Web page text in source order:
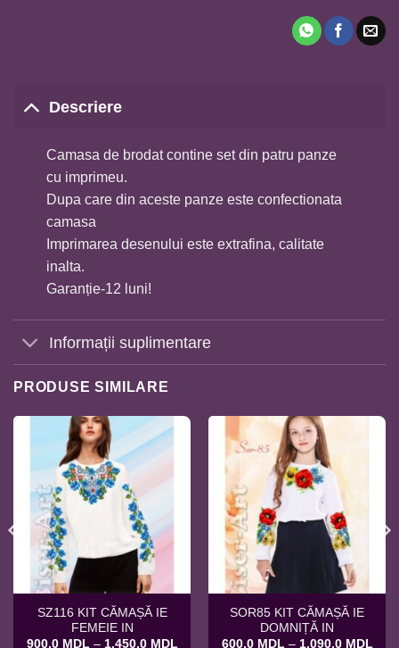
Descriere
Camasa de brodat contine set din patru panze
cu imprimeu.
Dupa care din aceste panze este confectionata
camasa
Imprimarea desenului este extrafina, calitate
inalta.
Garanție-12 luni!
Informații suplimentare
PRODUSE SIMILARE
SZ116 KIT CĂMAȘĂ IE
FEMEIE IN
900,0 MDL – 1.450,0 MDLInterval
SOR85 KIT CĂMAȘĂ IE
DOMNIȚĂ IN
600,0 MDL – 1.090,0 MDL